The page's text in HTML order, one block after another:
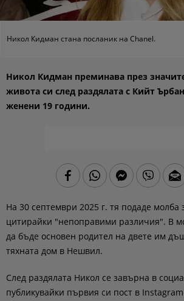
Никол Кидман стана посланик на Chanel.
Никол Кидман преминава през
живота си след раздялата с Кийт
женени 19 години.
На 30 септември 2025 г. тя подаде молба
цитирайки "непоправими различия". В
да бъде основен родител на двете им
тяхната дом в Нешвил.
След раздялата Никол се завърна в
публикувайки първия си пост в